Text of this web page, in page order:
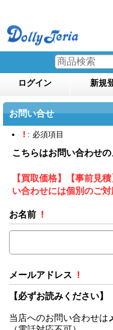
ログイン 新規
お問い合せ
! : 必須項目
こちらはお問い合わせの
【買取価格】【事前見
い合わせには個別のご対
お名前 !
メールアドレス !
【必ずお読みください】
当店へのお問い合わせは